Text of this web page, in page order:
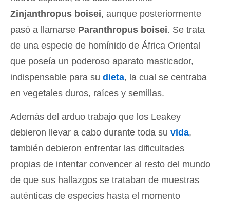
Zinjanthropus boisei, aunque posteriormente
pasó a llamarse Paranthropus boisei. Se trata
de una especie de homínido de África Oriental
que poseía un poderoso aparato masticador,
indispensable para su dieta, la cual se centraba
en vegetales duros, raíces y semillas.
Además del arduo trabajo que los Leakey
debieron llevar a cabo durante toda su vida,
también debieron enfrentar las dificultades
propias de intentar convencer al resto del mundo
de que sus hallazgos se trataban de muestras
auténticas de especies hasta el momento